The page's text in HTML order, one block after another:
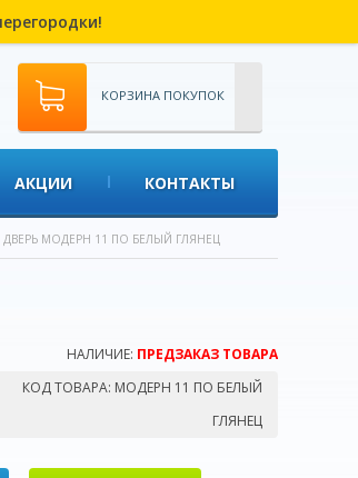
КОРЗИНА ПОКУПОК
АКЦИИ КОНТАКТЫ
ДВЕРЬ МОДЕРН 11 ПО БЕЛЫЙ ГЛЯНЕЦ
НАЛИЧИЕ: ПРЕДЗАКАЗ ТОВАРА
КОД ТОВАРА: МОДЕРН 11 ПО БЕЛЫЙ
ГЛЯНЕЦ